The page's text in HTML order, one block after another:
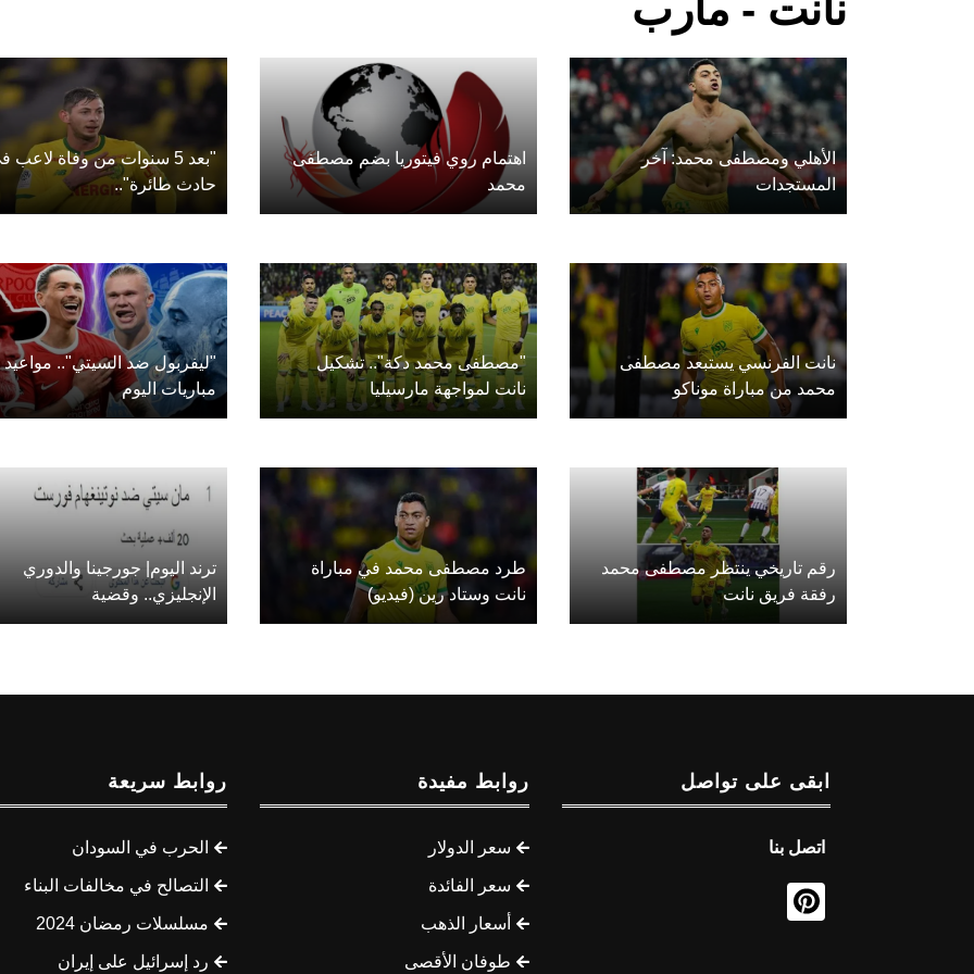
نانت - مأرب
الأهلي ومصطفى محمد: آخر
المستجدات
اهتمام روي فيتوريا بضم مصطفى
محمد
"بعد 5 سنوات من وفاة لاعب
حادث طائرة"..
نانت الفرنسي يستبعد مصطفى
محمد من مباراة موناكو
"مصطفى محمد دكة".. تشكيل
نانت لمواجهة مارسيليا
"ليفربول ضد السيتي".. مواعيد
مباريات اليوم
رقم تاريخي ينتظر مصطفى محمد
رفقة فريق نانت
طرد مصطفى محمد في مباراة
نانت وستاد رين (فيديو)
ترند اليوم| جورجينا والدوري
الإنجليزي.. وقضية
ابقى على تواصل
اتصل بنا
روابط مفيدة
سعر الدولار
سعر الفائدة
أسعار الذهب
طوفان الأقصى
روابط سريعة
الحرب في السودان
التصالح في مخالفات البناء
مسلسلات رمضان 2024
رد إسرائيل على إيران